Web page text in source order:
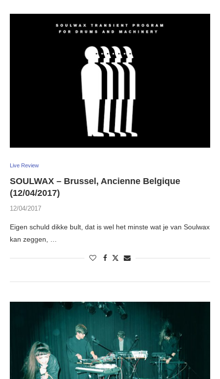
Live Review
SOULWAX – Brussel, Ancienne Belgique
(12/04/2017)
12/04/2017
Eigen schuld dikke bult, dat is wel het minste wat je van Soulwax
kan zeggen, …